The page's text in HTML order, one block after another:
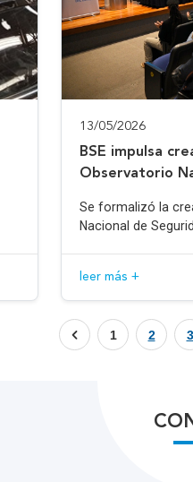
13/05/2026
BSE impulsa
Observatorio
Se formalizó la
Nacional de
leer más +
1 2 3